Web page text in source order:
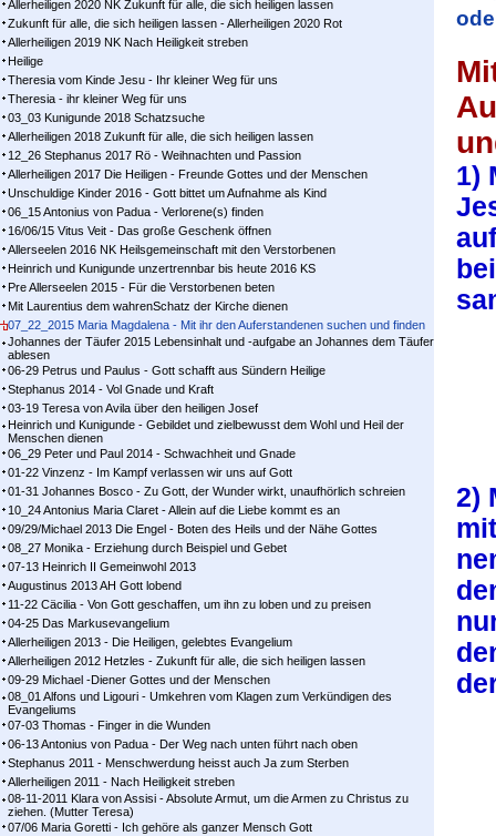
Allerheiligen 2020 NK Zukunft für alle, die sich heiligen lassen
Zukunft für alle, die sich heiligen lassen - Allerheiligen 2020 Rot
Allerheiligen 2019 NK Nach Heiligkeit streben
Heilige
Theresia vom Kinde Jesu - Ihr kleiner Weg für uns
Theresia - ihr kleiner Weg für uns
03_03 Kunigunde 2018 Schatzsuche
Allerheiligen 2018 Zukunft für alle, die sich heiligen lassen
12_26 Stephanus 2017 Rö - Weihnachten und Passion
Allerheiligen 2017 Die Heiligen - Freunde Gottes und der Menschen
Unschuldige Kinder 2016 - Gott bittet um Aufnahme als Kind
06_15 Antonius von Padua - Verlorene(s) finden
16/06/15 Vitus Veit - Das große Geschenk öffnen
Allerseelen 2016 NK Heilsgemeinschaft mit den Verstorbenen
Heinrich und Kunigunde unzertrennbar bis heute 2016 KS
Pre Allerseelen 2015 - Für die Verstorbenen beten
Mit Laurentius dem wahrenSchatz der Kirche dienen
07_22_2015 Maria Magdalena - Mit ihr den Auferstandenen suchen und finden
Johannes der Täufer 2015 Lebensinhalt und -aufgabe an Johannes dem Täufer
ablesen
06-29 Petrus und Paulus - Gott schafft aus Sündern Heilige
Stephanus 2014 - Vol Gnade und Kraft
03-19 Teresa von Avila über den heiligen Josef
Heinrich und Kunigunde - Gebildet und zielbewusst dem Wohl und Heil der
Menschen dienen
06_29 Peter und Paul 2014 - Schwachheit und Gnade
01-22 Vinzenz - Im Kampf ver­las­sen wir uns auf Gott
01-31 Johannes Bosco - Zu Gott, der Wunder wirkt, unaufhörlich schreien
10_24 Antonius Maria Claret - Allein auf die Liebe kommt es an
09/29/Michael 2013 Die Engel - Boten des Heils und der Nähe Gottes
08_27 Monika - Erziehung durch Beispiel und Gebet
07-13 Heinrich II Gemeinwohl 2013
Augustinus 2013 AH Gott lobend
11-22 Cäcilia - Von Gott geschaffen, um ihn zu loben und zu preisen
04-25 Das Markusevangelium
Allerheiligen 2013 - Die Heiligen, gelebtes Evangelium
Allerheiligen 2012 Hetzles - Zukunft für alle, die sich heiligen lassen
09-29 Michael -Diener Gottes und der Menschen
08_01 Alfons und Ligouri - Umkehren vom Klagen zum Verkündigen des
Evangeliums
07-03 Thomas - Finger in die Wunden
06-13 Antonius von Padua - Der Weg nach unten führt nach oben
Stephanus 2011 - Menschwerdung heisst auch Ja zum Sterben
Allerheiligen 2011 - Nach Heiligkeit streben
08-11-2011 Klara von Assisi - Absolute Armut, um die Armen zu Christus zu
ziehen. (Mutter Teresa)
07/06 Maria Goretti - Ich gehöre als ganzer Mensch Gott
1)
2)